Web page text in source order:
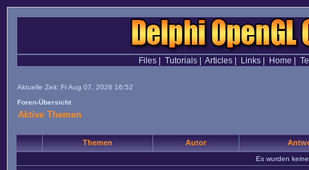
Files| Tutorials| Articles| Links| Home
Aktuelle Zeit: Fr Aug 07, 2026 16:52
Foren-Übersicht
Aktive Themen
Themen Autor
Es wurden